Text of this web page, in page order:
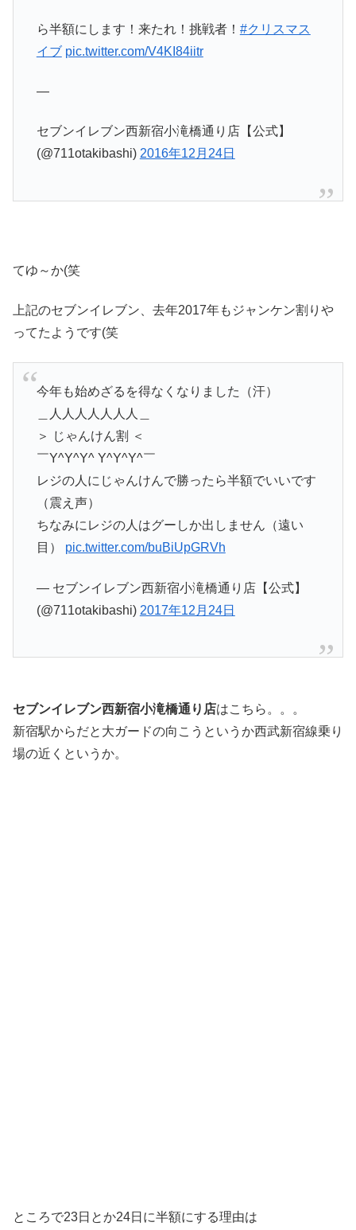
ら半額にします！来たれ！挑戦者！ #クリスマス
イブ pic.twitter.com/V4KI84iitr
—
セブンイレブン西新宿小滝橋通り店【公式】
(@711otakibashi) 2016年12月24日
てゆ～か(笑
上記のセブンイレブン、去年2017年もジャンケン割りや
ってたようです(笑
今年も始めざるを得なくなりました（汗）
＿人人人人人人人＿
＞ じゃんけん割 ＜
￣Y^Y^Y^ Y^Y^Y^￣
レジの人にじゃんけんで勝ったら半額でいいです
（震え声）
ちなみにレジの人はグーしか出しません（遠い
目） pic.twitter.com/buBiUpGRVh
— セブンイレブン西新宿小滝橋通り店【公式】
(@711otakibashi) 2017年12月24日
セブンイレブン西新宿小滝橋通り店はこちら。。。
新宿駅からだと大ガードの向こうというか西武新宿線乗り
場の近くというか。
ところで23日とか24日に半額にする理由は